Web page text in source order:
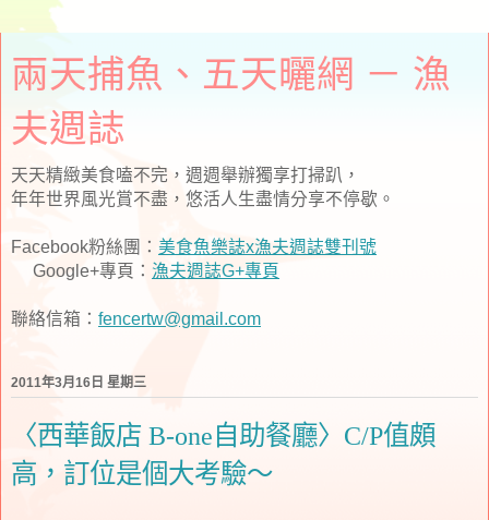
兩天捕魚、五天曬網 － 漁
夫週誌
天天精緻美食嗑不完，週週舉辦獨享打掃趴，
年年世界風光賞不盡，悠活人生盡情分享不停歇。
Facebook粉絲團： 美食魚樂誌x漁夫週誌雙刊號
Google+專頁： 漁夫週誌G+專頁
聯絡信箱： fencertw@gmail.com
2011年3月16日 星期三
〈西華飯店 B-one自助餐廳〉C/P值頗
高，訂位是個大考驗～